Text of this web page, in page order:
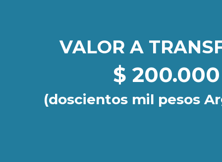
VALOR A
$ 200.000
(doscientos mil pesos